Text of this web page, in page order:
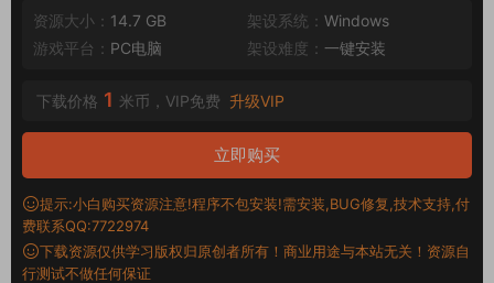
资源大小： 14.7 GB 架设系统： Windows
游戏平台： PC电脑 架设难度： 一键安装
下载价格 1 米币，VIP免费 升级VIP
立即购买
提示:小白购买资源注意!程序不包安装!需安装,BUG修复,技术支持,付
费联系QQ:7722974
下载资源仅供学习版权归原创者所有！商业用途与本站无关！资源自
行测试不做任何保证